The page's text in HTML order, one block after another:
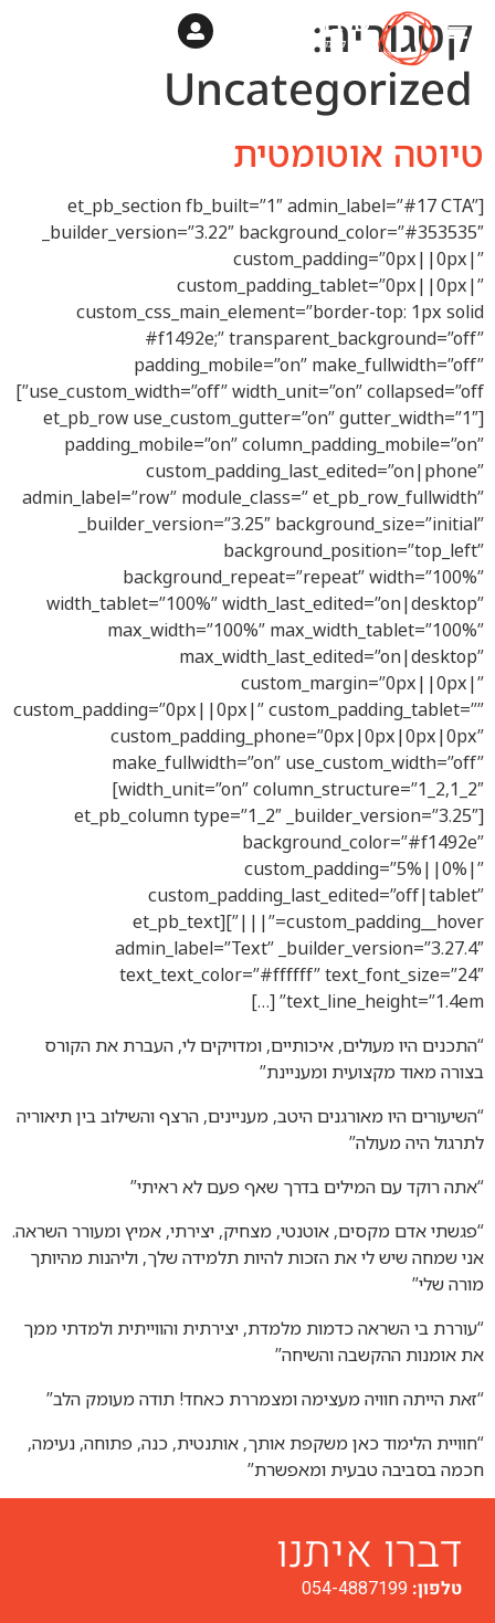
קטגוריה:
Uncategorized
טיוטה אוטומטית
[et_pb_section fb_built=”1″ admin_label=”#17 CTA”
_builder_version=”3.22″ background_color=”#353535″
custom_padding=”0px||0px|”
custom_padding_tablet=”0px||0px|”
custom_css_main_element=”border-top: 1px solid
#f1492e;” transparent_background=”off”
padding_mobile=”on” make_fullwidth=”off”
use_custom_width=”off” width_unit=”on” collapsed=”off”]
[et_pb_row use_custom_gutter=”on” gutter_width=”1″
padding_mobile=”on” column_padding_mobile=”on”
custom_padding_last_edited=”on|phone”
admin_label=”row” module_class=” et_pb_row_fullwidth”
_builder_version=”3.25″ background_size=”initial”
background_position=”top_left”
background_repeat=”repeat” width=”100%”
width_tablet=”100%” width_last_edited=”on|desktop”
max_width=”100%” max_width_tablet=”100%”
max_width_last_edited=”on|desktop”
custom_margin=”0px||0px|”
custom_padding=”0px||0px|” custom_padding_tablet=””
custom_padding_phone=”0px|0px|0px|0px”
make_fullwidth=”on” use_custom_width=”off”
width_unit=”on” column_structure=”1_2,1_2″]
[et_pb_column type=”1_2″ _builder_version=”3.25″
background_color=”#f1492e”
custom_padding=”5%||0%|”
custom_padding_last_edited=”off|tablet”
custom_padding__hover=”|||”][et_pb_text
admin_label=”Text” _builder_version=”3.27.4″
text_text_color=”#ffffff” text_font_size=”24″
text_line_height=”1.4em” […]
“התכנים היו מעולים, איכותיים, ומדויקים לי, העברת את הקורס
בצורה מאוד מקצועית ומעניינת”
“השיעורים היו מאורגנים היטב, מעניינים, הרצף והשילוב בין תיאוריה
לתרגול היה מעולה”
“אתה רוקד עם המילים בדרך שאף פעם לא ראיתי”
“פגשתי אדם מקסים, אוטנטי, מצחיק, יצירתי, אמיץ ומעורר השראה.
אני שמחה שיש לי את הזכות להיות תלמידה שלך, וליהנות מהיותך
מורה שלי”
“עוררת בי השראה כדמות מלמדת, יצירתית והווייתית ולמדתי ממך
את אומנות ההקשבה והשיחה”
“זאת הייתה חוויה מעצימה ומצמררת כאחד! תודה מעומק הלב”
“חוויית הלימוד כאן משקפת אותך, אותנטית, כנה, פתוחה, נעימה,
חכמה בסביבה טבעית ומאפשרת”
דברו איתנו
טלפון: 054-4887199